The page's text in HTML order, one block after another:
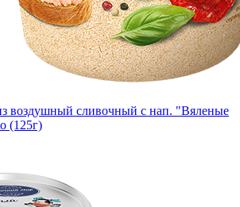
воздушный сливочный с нап. "Вяленые
(125г)